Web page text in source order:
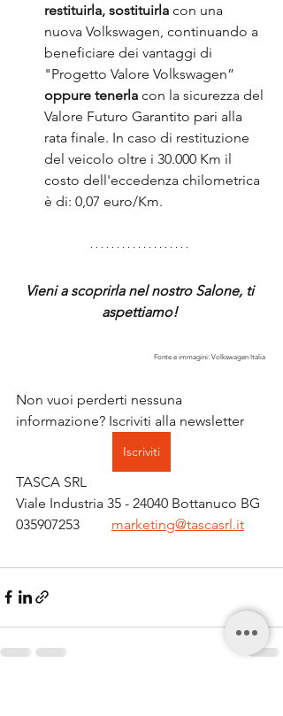
restituirla, sostituirla con una
nuova Volkswagen, continuando a
beneficiare dei vantaggi di
"Progetto Valore Volkswagen”
oppure tenerla con la sicurezza del
Valore Futuro Garantito pari alla
rata finale. In caso di restituzione
del veicolo oltre i 30.000 Km il
costo dell'eccedenza chilometrica
è di: 0,07 euro/Km.
Vieni a scoprirla nel nostro Salone, ti
aspettiamo!
Fonte e immagini: Volkswagen Italia
Non vuoi perderti nessuna
informazione? Iscriviti alla newsletter
Iscriviti
TASCA SRL
Viale Industria 35 - 24040 Bottanuco BG
035907253 marketing@tascasrl.it